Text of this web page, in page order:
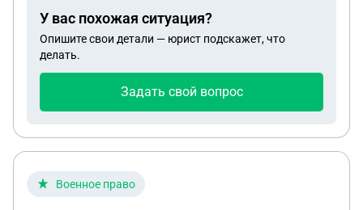
государству,может можно ли её приватизировать
при жизни сестры,единственное,она не
дееспособна,сын её прописан в этой квартире
У вас похожая ситуация?
Опишите свои детали — юрист подскажет, что
делать.
Задать свой вопрос
Военное право